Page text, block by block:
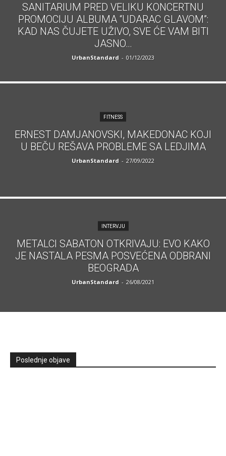
SANITARIUM PRED VELIKU KONCERTNU
PROMOCIJU ALBUMA “UDARAC GLAVOM”:
KAD NAS ČUJETE UŽIVO, SVE ĆE VAM BITI
JASNO…
UrbanStandard - 01/12/2023
FITNESS
ERNEST DAMJANOVSKI, MAKEDONAC KOJI
U BEČU REŠAVA PROBLEME SA LEDJIMA
UrbanStandard - 27/09/2022
INTERVJU
METALCI SABATON OTKRIVAJU: EVO KAKO
JE NASTALA PESMA POSVEĆENA ODBRANI
BEOGRADA
UrbanStandard - 26/08/2021
Poslednje objave